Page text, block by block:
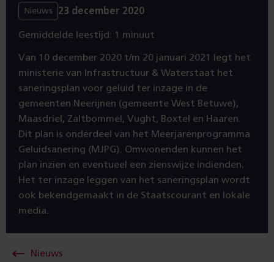
Nieuws 23 december 2020
Gemiddelde leestijd: 1 minuut
Van 10 december 2020 t/m 20 januari 2021 legt het
ministerie van Infrastructuur & Waterstaat het
saneringsplan voor geluid ter inzage in de
gemeenten Neerijnen (gemeente West Betuwe),
Maasdriel, Zaltbommel, Vught, Boxtel en Haaren.
Dit plan is onderdeel van het Meerjarenprogramma
Geluidsanering (MJPG). Omwonenden kunnen het
plan inzien en eventueel een zienswijze indienden.
Het ter inzage leggen van het saneringsplan wordt
ook bekendgemaakt in de Staatscourant en lokale
media.
Nieuws